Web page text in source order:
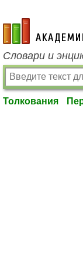
academic.ru
Словари и
Толкования